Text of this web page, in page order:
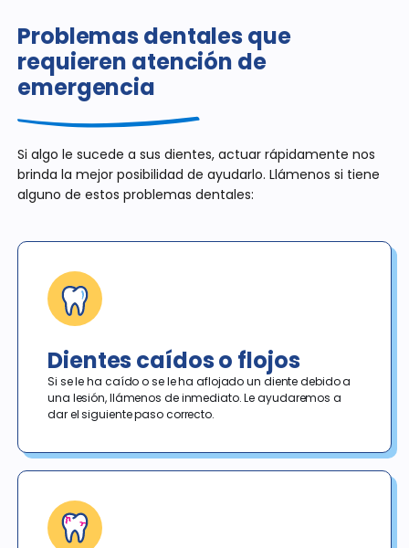
Problemas dentales que
requieren atención de
emergencia
Si algo le sucede a sus dientes, actuar rápidamente nos
brinda la mejor posibilidad de ayudarlo. Llámenos si tiene
alguno de estos problemas dentales:
Dientes caídos o flojos
Si se le ha caído o se le ha aflojado un diente debido a
una lesión, llámenos de inmediato. Le ayudaremos a
dar el siguiente paso correcto.